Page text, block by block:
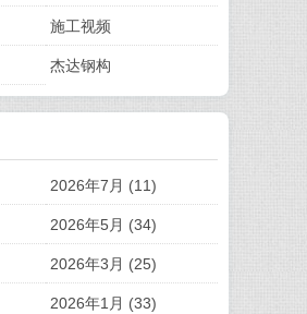
施工视频
杰达钢构
2026年7月 (11)
2026年5月 (34)
2026年3月 (25)
2026年1月 (33)